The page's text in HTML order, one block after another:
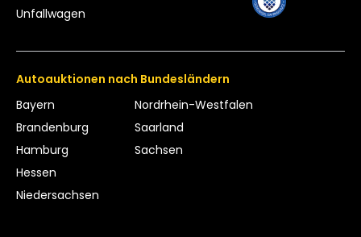
Unfallwagen
Autoauktionen nach Bundesländern
Bayern
Brandenburg
Hamburg
Hessen
Niedersachsen
Nordrhein-Westfalen
Saarland
Sachsen